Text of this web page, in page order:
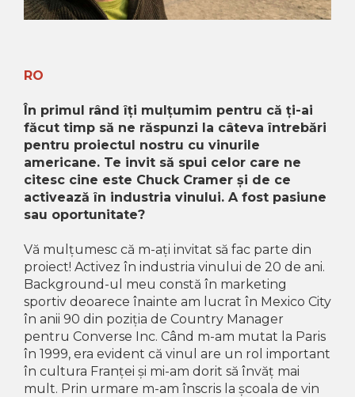
Crama AVINCIS
Crama JELNA
GRAMOFON Wine
Domeniul BOGDAN
Crama ARAMIC
Crama CORCOVA
Crama PURCARI
Crama HERMEZIU
Grup FRESCOBALDI
L'ARTIST
DEMETER
VINUL Bikers For Humanity
Crama BALLA GEZA
RO
În primul rând îți mulțumim pentru că ți-ai
făcut timp să ne răspunzi la câteva întrebări
pentru proiectul nostru cu vinurile
americane. Te invit să spui celor care ne
citesc cine este Chuck Cramer și de ce
activează în industria vinului. A fost pasiune
sau oportunitate?
Vă mulțumesc că m-ați invitat să fac parte din
proiect! Activez în industria vinului de 20 de ani.
Background-ul meu constă în marketing
sportiv deoarece înainte am lucrat în Mexico City
în anii 90 din poziția de Country Manager
pentru Converse Inc. Când m-am mutat la Paris
în 1999, era evident că vinul are un rol important
în cultura Franței și mi-am dorit să învăț mai
mult. Prin urmare m-am înscris la școala de vin